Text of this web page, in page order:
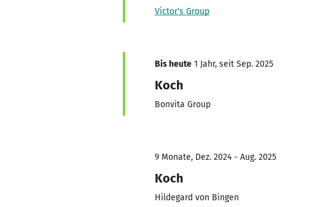
Victor's Group
Bis heute 1 Jahr, seit Sep. 2025
Koch
Bonvita Group
9 Monate, Dez. 2024 - Aug. 2025
Koch
Hildegard von Bingen